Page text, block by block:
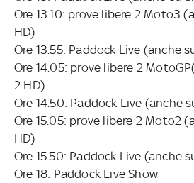
Ore 13.10: prove libere 2 Moto3
HD)
Ore 13.55: Paddock Live (anche
Ore 14.05: prove libere 2
2 HD)
Ore 14.50: Paddock Live (anche
Ore 15.05: prove libere 2 Moto2
HD)
Ore 15.50: Paddock Live (anche
Ore 18: Paddock Live Show